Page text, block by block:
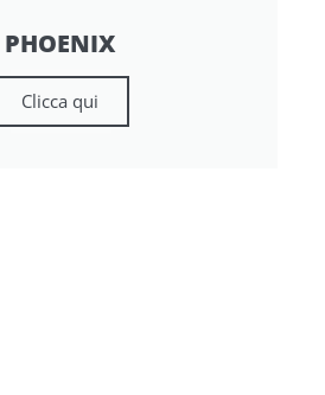
PHOENIX
Clicca qui